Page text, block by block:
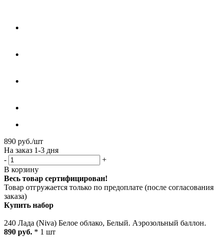
890 руб./шт
На заказ 1-3 дня
-
+
В корзину
Весь товар сертифицирован!
Товар отгружается только по предоплате (после согласования
заказа)
Купить набор
240 Лада (Niva) Белое облако, Белый. Аэрозольный баллон.
890 руб. * 1 шт